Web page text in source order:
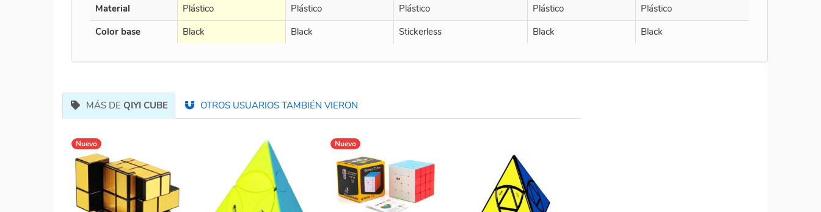
Material
Plástico Plástico Plástico Plástico
Plástico
Color base
Black Black Stickerless Black Black
MÁS DE QIYI CUBE OTROS USUARIOS TAMBIÉN VIERON
Nuevo Nuevo